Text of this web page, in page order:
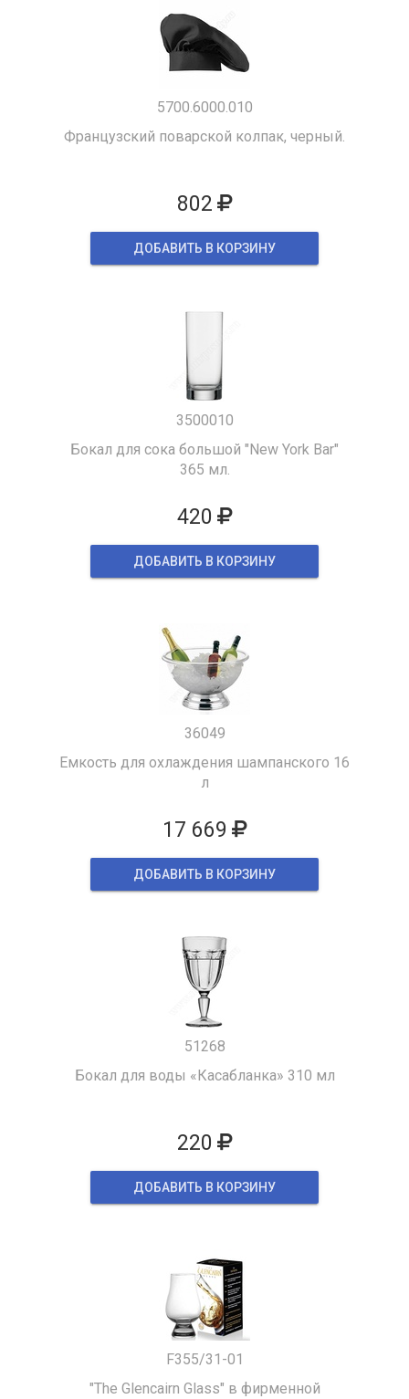
5700.6000.010
Французский поварской колпак, черный.
802
ДОБАВИТЬ В КОРЗИНУ
3500010
Бокал для сока большой "New York Bar"
365 мл.
420
ДОБАВИТЬ В КОРЗИНУ
36049
Емкость для охлаждения шампанского 16
л
17 669
ДОБАВИТЬ В КОРЗИНУ
51268
Бокал для воды «Касабланка» 310 мл
220
ДОБАВИТЬ В КОРЗИНУ
F355/31-01
"The Glencairn Glass" в фирменной